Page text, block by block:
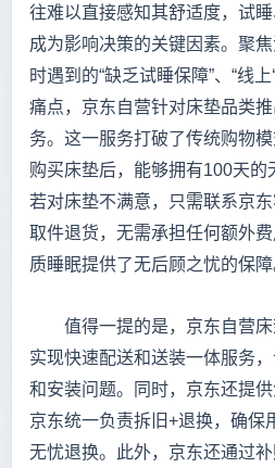
往难以直接感知其舒适度，试
成为影响决策的关键因素。聚
时遇到的“缺乏试睡保障”、“线
痛点，京东自营针对床垫品类推
务。这一服务打破了传统购物
购买床垫后，能够拥有100天的
若对床垫不满意，只需联系京东
取件退货，无需承担任何额外
质睡眠提供了无后顾之忧的保障
值得一提的是，京东自营床
实现快速配送和送装一体服务
和安装问题。同时，京东还提
京东统一负责拆旧+退换，确保
无忧退换。此外，京东还通过